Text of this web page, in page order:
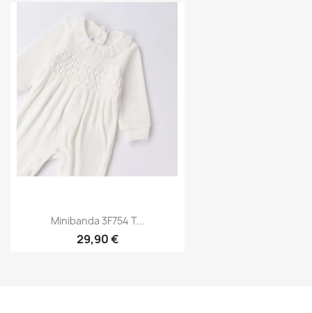
Minibanda 3F754 T...
29,90 €